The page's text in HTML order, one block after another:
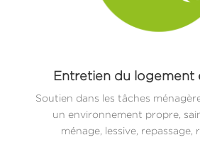
Entretien du logement
Soutien dans les tâches
un environnement propre,
ménage, lessive, repassage,